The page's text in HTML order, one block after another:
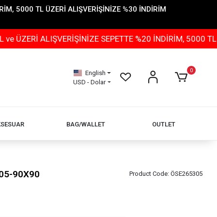
5000 TL ÜZERİ ALIŞVERİŞİNİZE %30 İNDİRİM
ALIŞVERİŞİNİZE SEPETTE %20 İNDİRİM, 5000 TL ÜZERİ
English
USD - Dolar
0
BAG/WALLET OUTLET
90X90 Product Code: ÖSE265305